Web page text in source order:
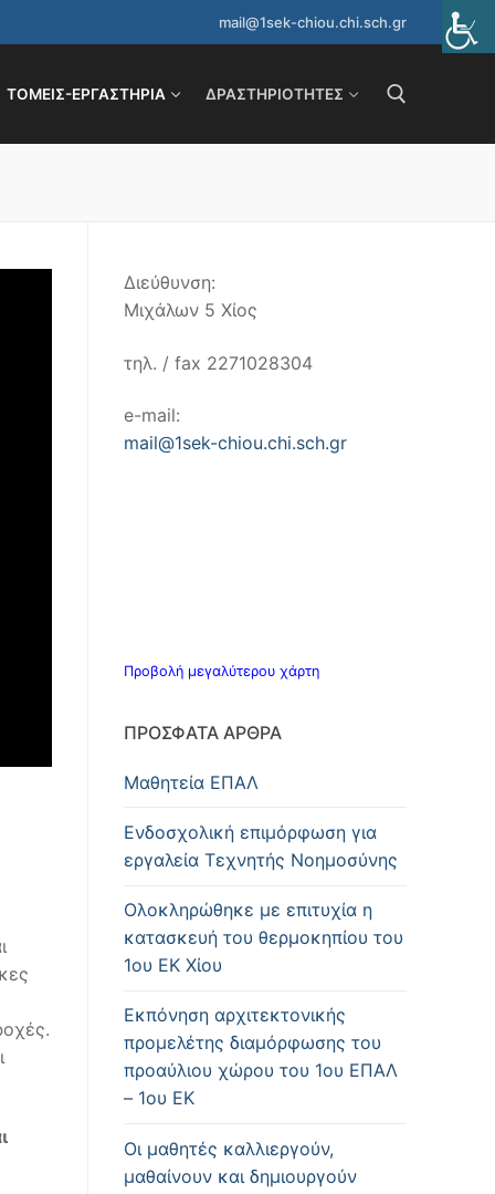
mail@1sek-chiou.chi.sch.gr
ΤΟΜΕΊΣ-ΕΡΓΑΣΤΉΡΙΑ ΔΡΑΣΤΗΡΙΌΤΗΤΕΣ
Διεύθυνση:
Μιχάλων 5 Χίος
τηλ. / fax 2271028304
e-mail:
mail@1sek-chiou.chi.sch.gr
Προβολή μεγαλύτερου χάρτη
ΠΡΌΣΦΑΤΑ ΆΡΘΡΑ
Μαθητεία ΕΠΑΛ
Ενδοσχολική επιμόρφωση για
εργαλεία Τεχνητής Νοημοσύνης
Oλοκληρώθηκε με επιτυχία η
κατασκευή του θερμοκηπίου του
1ου ΕΚ Χίου
Εκπόνηση αρχιτεκτονικής
προμελέτης διαμόρφωσης του
προαύλιου χώρου του 1ου ΕΠΑΛ
– 1ου ΕΚ
Οι μαθητές καλλιεργούν,
μαθαίνουν και δημιουργούν